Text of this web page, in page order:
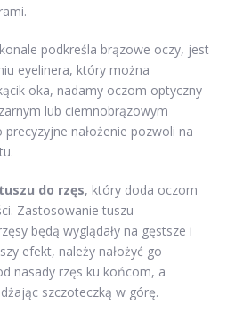
podkreśla brązowe oczy, jest
eyelinera, który można
oka, nadamy oczom optyczny
lub ciemnobrązowym
nałożenie pozwoli na
tuszu do rzęs, który doda oczom
Zastosowanie tuszu
będą wyglądały na gęstsze i
efekt, należy nałożyć go
nasady rzęs ku końcom, a
szczoteczką w górę.